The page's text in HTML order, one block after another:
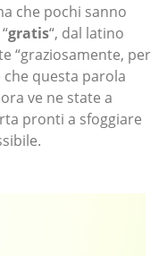
che pochi sanno
gratis“, dal latino
“graziosamente, per
questa parola
ve ne state a
pronti a sfoggiare